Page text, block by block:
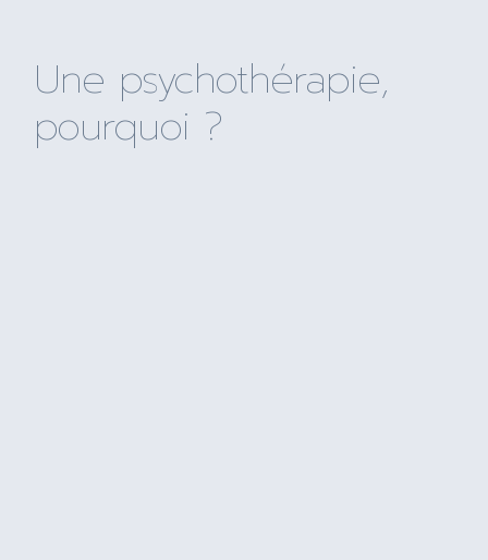
Une psychothérapie,
pourquoi ?